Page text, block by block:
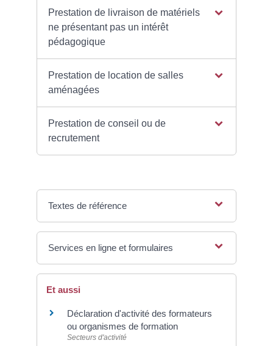
Prestation de livraison de matériels
ne présentant pas un intérêt
pédagogique
Prestation de location de salles
aménagées
Prestation de conseil ou de
recrutement
Textes de référence
Services en ligne et formulaires
Et aussi
Déclaration d'activité des formateurs
ou organismes de formation
Secteurs d'activité